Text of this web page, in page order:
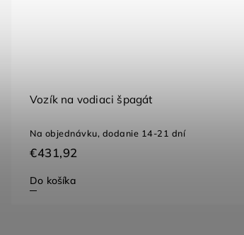
Lajnovačka latexová
Na objednávku, dodanie 14-21 dní
€466,20
Do košíka